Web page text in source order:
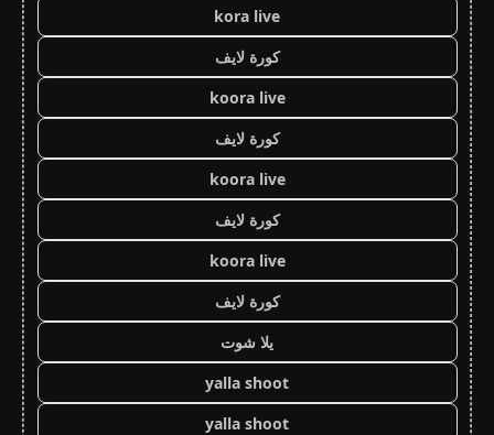
kora live
كورة لايف
koora live
كورة لايف
koora live
كورة لايف
koora live
كورة لايف
يلا شوت
yalla shoot
yalla shoot